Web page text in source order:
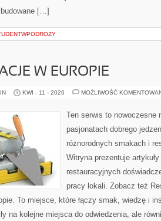
[…]
W EUROPIE
KWI - 11 - 2026 MOŻLIWOŚĆ
Ten serwis to nowoczesne
pasjonatach dobrego
różnorodnych smakach i
Witryna prezentuje
restauracyjnych
pracy lokali. Zobacz też
To miejsce, które łączy smak, wiedzę i
na kolejne miejsca do odwiedzenia, ale